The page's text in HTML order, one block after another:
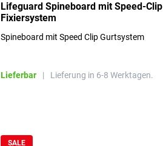
Lifeguard Spineboard mit Speed-Clip
Fixiersystem
Spineboard mit Speed Clip Gurtsystem
Lieferbar | Lieferung in 6-8 Werktagen.
SALE